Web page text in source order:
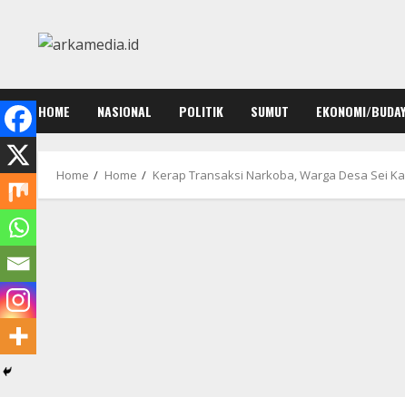
HOME NASIONAL POLITIK SUMUT EKONOMI/
Home Home Kerap Transaksi Narkoba, Warga Desa Sei